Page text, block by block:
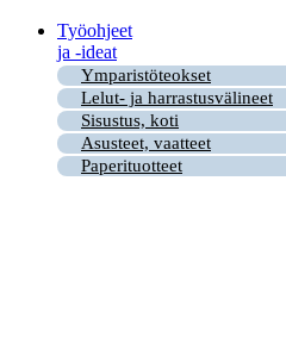
Työohjeet
ja -ideat
Ymparistöteokset
Lelut- ja harrastusvälineet
Sisustus, koti
Asusteet, vaatteet
Paperituotteet